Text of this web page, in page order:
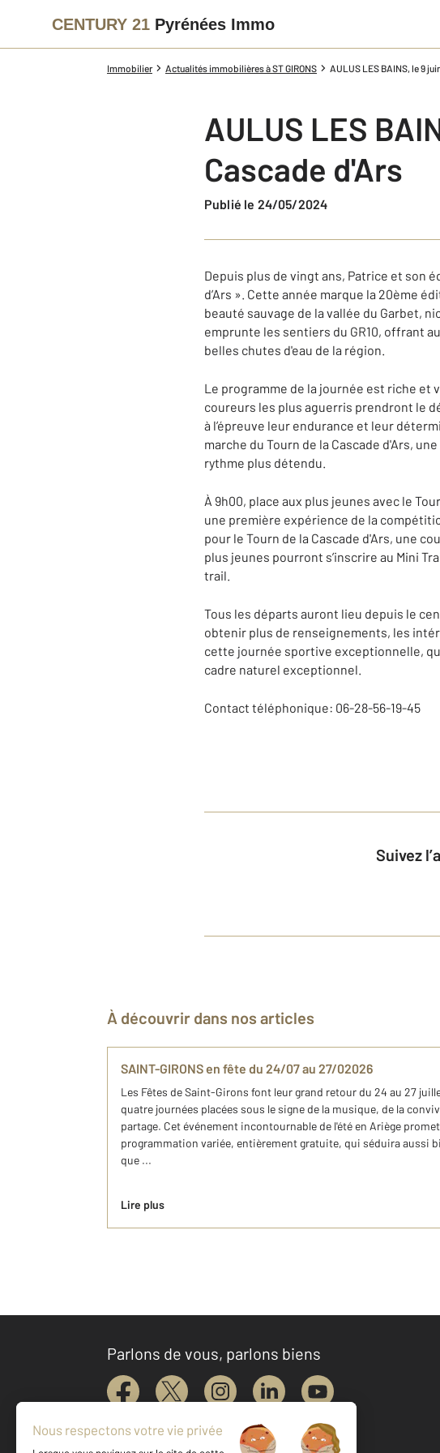
CENTURY 21 Pyrénées Immo
Immobilier Actualités immobilières à ST GIRONS AULUS LES BAINS, le 9
AULUS LES
Cascade d'Ars
Publié le 24/05/2024
Depuis plus de vingt ans, Patrice et son
d’Ars ». Cette année marque la 20ème
beauté sauvage de la vallée du Garbet,
emprunte les sentiers du GR10, offrant
belles chutes d'eau de la région.
Le programme de la journée est riche et
coureurs les plus aguerris prendront le
à l’épreuve leur endurance et leur
marche du Tourn de la Cascade d'Ars,
rythme plus détendu.
À 9h00, place aux plus jeunes avec le
une première expérience de la
pour le Tourn de la Cascade d'Ars, une
plus jeunes pourront s’inscrire au Mini
trail.
Tous les départs auront lieu depuis le
obtenir plus de renseignements, les
cette journée sportive exceptionnelle,
cadre naturel exceptionnel.
Contact téléphonique: 06-28-56-19-45
Suivez
À découvrir dans nos articles
SAINT-GIRONS en fête du 24/07 au 27/02026
Les Fêtes de Saint-Girons font leur grand retour du 24 au 27
quatre journées placées sous le signe de la musique, de la
partage. Cet événement incontournable de l'été en Ariège
programmation variée, entièrement gratuite, qui séduira aussi
que ...
Lire plus
Parlons de vous, parlons biens